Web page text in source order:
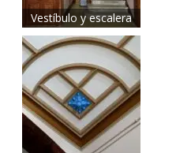
Vestíbulo y escalera